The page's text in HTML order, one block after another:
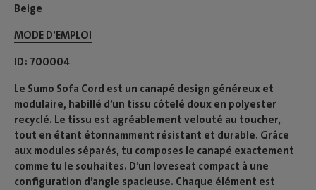
Beige
MODE D’EMPLOI​
ID 700004
Le Sumo Sofa Cord est un canapé design généreux et
modulaire, habillé d’un tissu côtelé doux en polyester
recyclé. Le tissu est agréablement velouté au toucher,
tout en étant étonnamment résistant et durable. Grâce
aux modules séparés, tu composes le canapé exactement
comme tu le souhaites. D’un loveseat compact à une
configuration d’angle spacieuse. Chaque élément est